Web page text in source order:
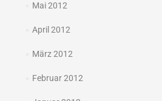
Mai 2012
April 2012
März 2012
Februar 2012